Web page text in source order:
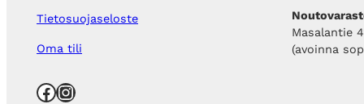
Tietosuojaseloste
Oma tili
Facebook Instagram
Masalantie
(avoinna